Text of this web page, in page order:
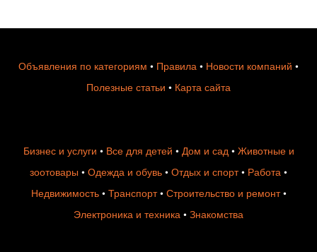
Объявления по категориям • Правила • Новости компаний •
Полезные статьи • Карта сайта
Бизнес и услуги • Все для детей • Дом и сад• Животные и
зоотовары • Одежда и обувь • Отдых и спорт• Работа •
Недвижимость• Транспорт• Строительство и ремонт•
Электроника и техника • Знакомства